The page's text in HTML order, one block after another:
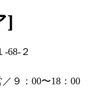
]
68-２
９：00〜18：00